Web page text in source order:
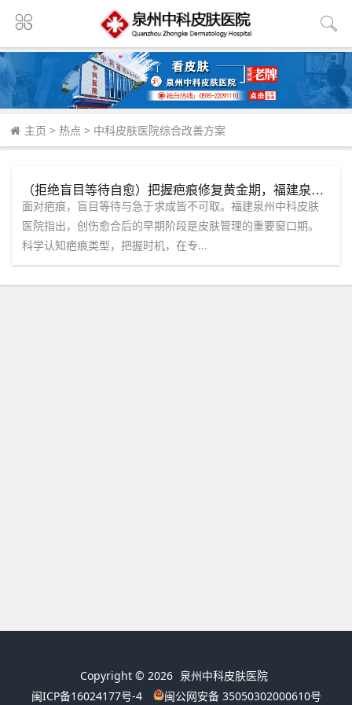
主页 > 热点 > 中科皮肤医院综合改善方案
（拒绝盲目等待自愈）把握疤痕修复黄金期，福建泉州中科皮肤医院带你走出治疗误区。
面对疤痕，盲目等待与急于求成皆不可取。福建泉州中科皮肤
医院指出，创伤愈合后的早期阶段是皮肤管理的重要窗口期。
科学认知疤痕类型，把握时机，在专...
Copyright © 2026 泉州中科皮肤医院
闽ICP备16024177号-4
闽公网安备 35050302000610号